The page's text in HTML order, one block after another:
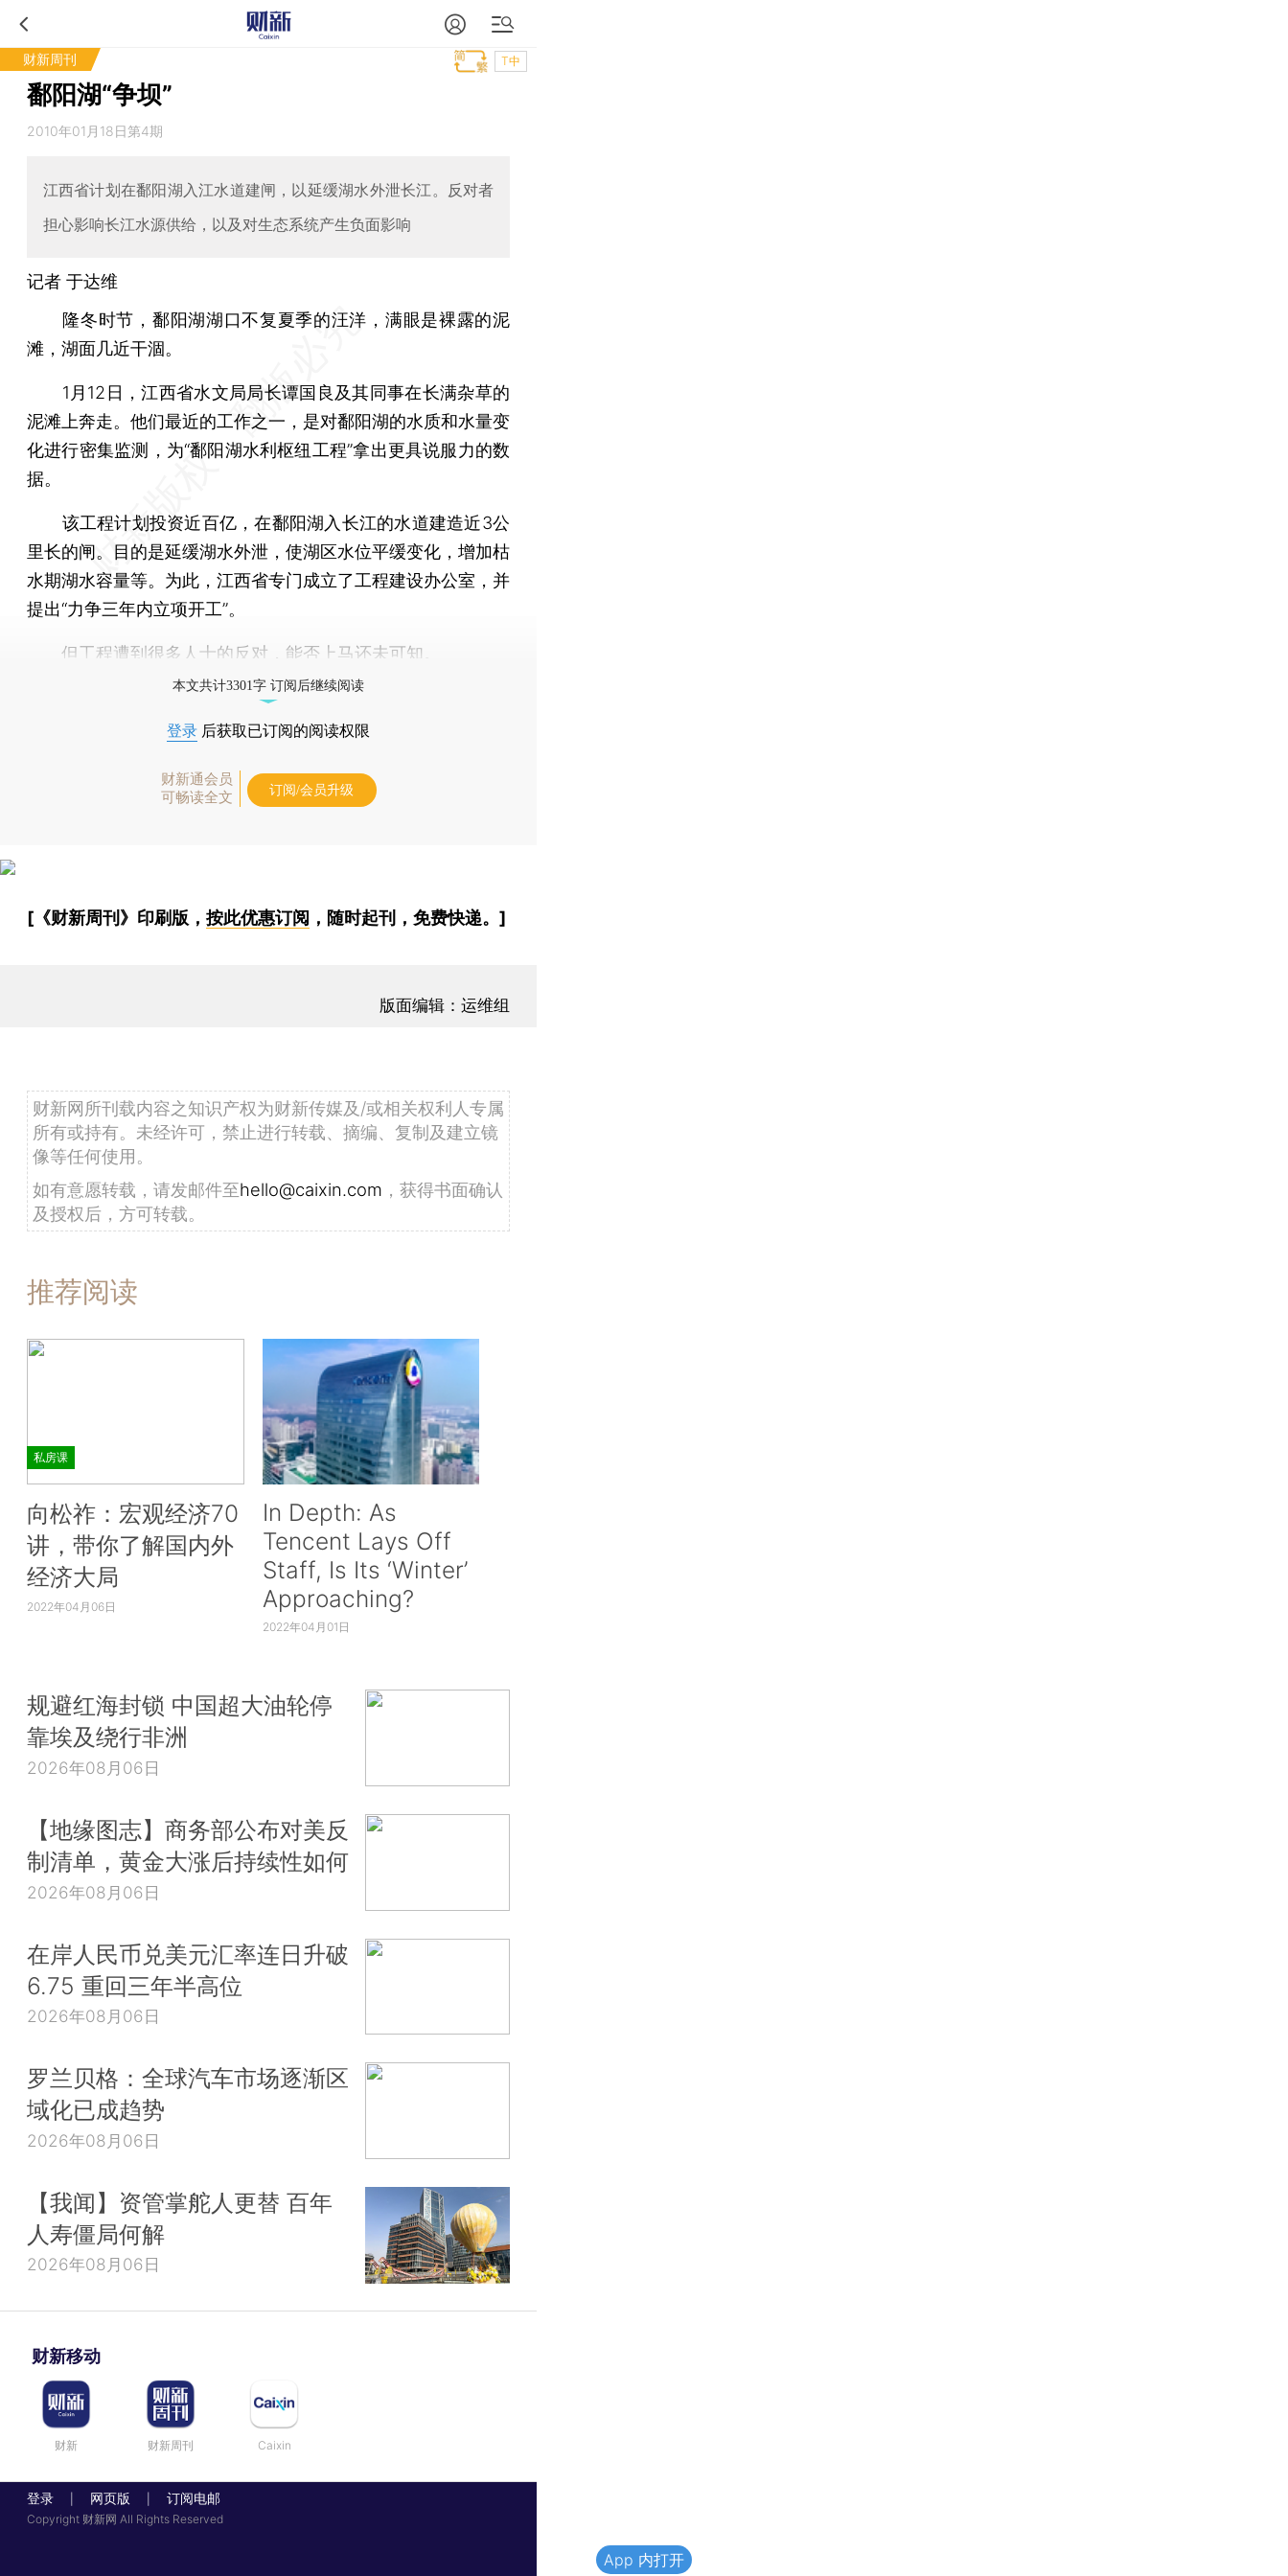
财新周刊 T中
鄱阳湖“争坝”
2010年01月18日第4期
江西省计划在鄱阳湖入江水道建闸，以延缓湖水外泄长江。反对者
担心影响长江水源供给，以及对生态系统产生负面影响
记者 于达维
隆冬时节，鄱阳湖湖口不复夏季的汪洋，满眼是裸露的泥
滩，湖面几近干涸。
1月12日，江西省水文局局长谭国良及其同事在长满杂草的
泥滩上奔走。他们最近的工作之一，是对鄱阳湖的水质和水量变
化进行密集监测，为“鄱阳湖水利枢纽工程”拿出更具说服力的数
据。
该工程计划投资近百亿，在鄱阳湖入长江的水道建造近3公
里长的闸。目的是延缓湖水外泄，使湖区水位平缓变化，增加枯
水期湖水容量等。为此，江西省专门成立了工程建设办公室，并
提出“力争三年内立项开工”。
但工程遭到很多人士的反对，能否上马还未可知。
本文共计3301字 订阅后继续阅读
登录 后获取已订阅的阅读权限
财新通会员
可畅读全文
订阅/会员升级
[《财新周刊》印刷版， 按此优惠订阅 ，随时起刊，免费快递。]
版面编辑：运维组
财新网所刊载内容之知识产权为财新传媒及/或相关权利人专属
所有或持有。未经许可，禁止进行转载、摘编、复制及建立镜
像等任何使用。
如有意愿转载，请发邮件至hello@caixin.com ，获得书面确认
及授权后，方可转载。
推荐阅读
私房课
向松祚：宏观经济70
讲，带你了解国内外
经济大局
2022年04月06日
In Depth: As
Tencent Lays Off
Staff, Is Its ‘Winter’
Approaching?
2022年04月01日
规避红海封锁 中国超大油轮停
靠埃及绕行非洲
2026年08月06日
【地缘图志】商务部公布对美反
制清单，黄金大涨后持续性如何
2026年08月06日
在岸人民币兑美元汇率连日升破
6.75 重回三年半高位
2026年08月06日
罗兰贝格：全球汽车市场逐渐区
域化已成趋势
2026年08月06日
【我闻】资管掌舵人更替 百年
人寿僵局何解
2026年08月06日
财新移动
财新 财新周刊 Caixin
登录 网页版 订阅电邮
Copyright 财新网 All Rights Reserved
App 内打开